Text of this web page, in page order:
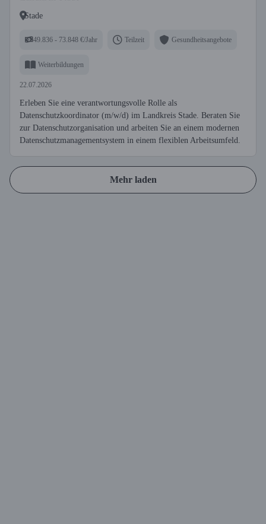
Verwaltungsbetriebswirtschaft)
Stade
49.836 - 73.848 €/Jahr Teilzeit Gesundheitsangebote
Weiterbildungen
22.07.2026
Erleben Sie eine verantwortungsvolle Rolle als
Datenschutzkoordinator (m/w/d) im Landkreis Stade. Beraten Sie
zur Datenschutzorganisation und arbeiten Sie an einem modernen
Datenschutzmanagementsystem in einem flexiblen Arbeitsumfeld.
Mehr laden